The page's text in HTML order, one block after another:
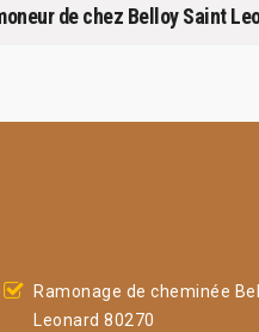
de chez Belloy Saint
Ramonage de cheminée
Leonard 80270